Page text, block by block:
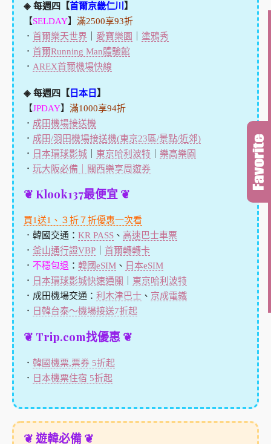
◈ 每週四【首爾京畿仁川
】
【SELDAY】 滿2500享93折
． 首爾樂天世界 愛寶樂園
塗鴉秀
． 首爾Running Man體驗館
． AREX首爾機場快線
◈ 每週四【 日本日 】
【JPDAY】 滿1000享94折
． 成田機場接送機
． 成田/羽田機場接送機(東京23區/景點/近郊)
． 日本環球影城｜ 東京哈利波特｜ 樂高樂園
． 玩大阪必備｜關西樂享周遊券
❦ Klook137最便宜 ❦
買1送1、３折７折優惠一次看
．韓國交通： KR PASS、 高速巴士車票
． 釜山通行證VBP｜ 首爾轉轉卡
． 不穩包退 ： 韓國eSIM、 日本eSIM
． 日本環球影城快速通關
東京哈利波特
．成田機場交通： 利木津巴士、 京成電鐵
． 日韓台泰～機場接送7折起
❦ Trip.com找優惠 ❦
． 韓國機票,票券 5折起
． 日本機票住宿 5折起
❦ 遊韓必備 ❦